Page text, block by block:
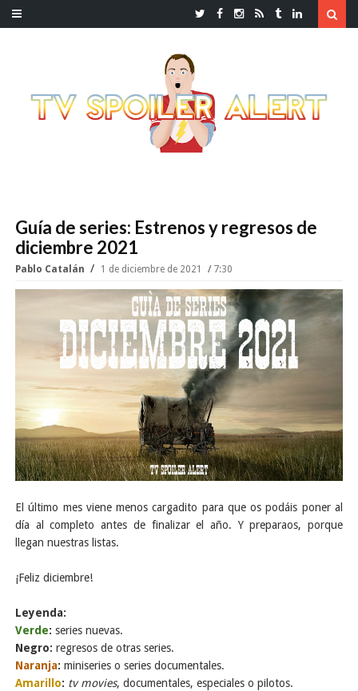
Guía de series: Estrenos y regresos de
diciembre 2021
Pablo Catalán 1 de diciembre de 2021 7:30
El último mes viene menos cargadito para que os podáis poner al
día al completo antes de finalizar el año. Y preparaos, porque
llegan nuestras listas.
¡Feliz diciembre!
Leyenda:
Verde: series nuevas.
Negro: regresos de otras series.
Naranja: miniseries o series documentales.
Amarillo: tv movies, documentales, especiales o pilotos.